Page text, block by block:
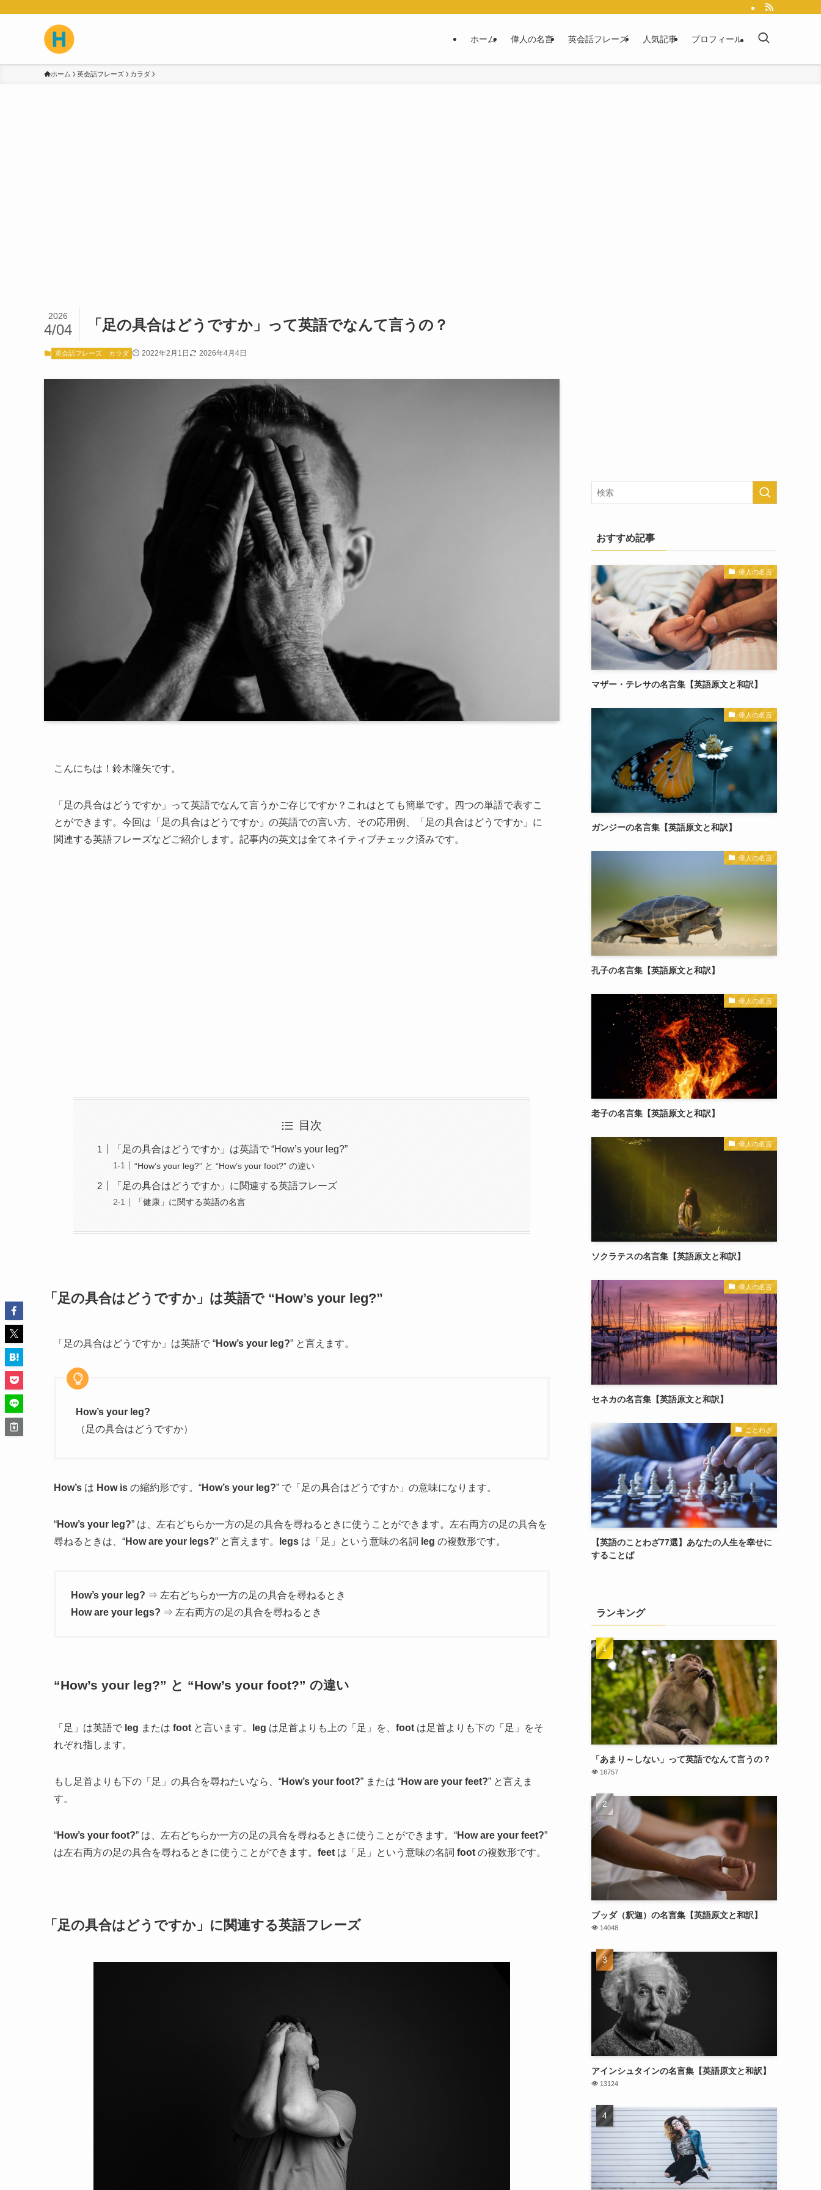
ホーム 偉人の名言 英会話フレーズ 人気記事 プロフィール
ホーム 英会話フレーズ カラダ
「足の具合はどうですか」って英語でなんて言うの？
2026
4/04
英会話フレーズ カラダ 2022年2月1日 2026年4月4日
こんにちは！鈴木隆矢です。
「足の具合はどうですか」って英語でなんて言うかご存じですか？これはとても簡単です。四つの単語で表すこ
とができます。今回は「足の具合はどうですか」の英語での言い方、その応用例、「足の具合はどうですか」に
関連する英語フレーズなどご紹介します。記事内の英文は全てネイティブチェック済みです。
目次
「足の具合はどうですか」は英語で “How’s your leg?”
“How’s your leg?” と “How’s your foot?” の違い
「足の具合はどうですか」に関連する英語フレーズ
「健康」に関する英語の名言
「足の具合はどうですか」は英語で “How’s your leg?”
「足の具合はどうですか」は英語で “How’s your leg?” と言えます。
How’s your leg?
（足の具合はどうですか）
How’s は How is の縮約形です。“How’s your leg?” で「足の具合はどうですか」の意味になります。
“How’s your leg?” は、左右どちらか一方の足の具合を尋ねるときに使うことができます。左右両方の足の具合を
尋ねるときは、“How are your legs?” と言えます。 legs は「足」という意味の名詞 leg の複数形です。
How’s your leg? ⇒ 左右どちらか一方の足の具合を尋ねるとき
How are your legs? ⇒ 左右両方の足の具合を尋ねるとき
“How’s your leg?” と “How’s your foot?” の違い
「足」は英語で leg または foot と言います。 leg は足首よりも上の「足」を、 foot は足首よりも下の「足」をそ
れぞれ指します。
もし足首よりも下の「足」の具合を尋ねたいなら、“How’s your foot?” または “How are your feet?” と言えま
す。
“How’s your foot?” は、左右どちらか一方の足の具合を尋ねるときに使うことができます。“How are your feet?”
は左右両方の足の具合を尋ねるときに使うことができます。 feet は「足」という意味の名詞 foot の複数形です。
「足の具合はどうですか」に関連する英語フレーズ
おすすめ記事
偉人の名言
マザー・テレサの名言集【英語原文と和訳】
偉人の名言
ガンジーの名言集【英語原文と和訳】
偉人の名言
孔子の名言集【英語原文と和訳】
偉人の名言
老子の名言集【英語原文と和訳】
偉人の名言
ソクラテスの名言集【英語原文と和訳】
偉人の名言
セネカの名言集【英語原文と和訳】
ことわざ
【英語のことわざ77選】あなたの人生を幸せに
することば
ランキング
「あまり～しない」って英語でなんて言うの？
16757
ブッダ（釈迦）の名言集【英語原文と和訳】
14048
アインシュタインの名言集【英語原文と和訳】
13124